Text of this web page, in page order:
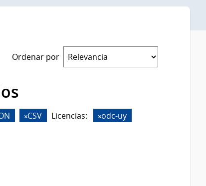
Ordenar por
CSV Licencias:
odc-uy